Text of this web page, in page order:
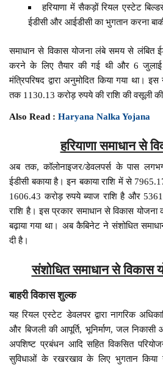
हरियाणा में सैकड़ों रियल एस्टेट
ईडीसी और आईडीसी का भुगतान करना
समाधान से विकास योजना लंबे समय से लंबित
करने के लिए तैयार की गई थी और 6
मंत्रिपरिषद द्वारा अनुमोदित किया गया था।
तक 1130.13 करोड़ रुपये की राशि की वसूली
Also Read :Haryana Nalka Yojana
हरियाणा समाधान से
अब तक, कॉलोनाइजर/डेवलपर्स के पास
ईडीसी बकाया है। इन बकाया राशि में से
1606.43 करोड़ रुपये ब्याज राशि है और
राशि है। इस प्रकार समाधान से विकास
बढ़ाया गया था। अब कैबिनेट ने संशोधित
दी है।
संशोधित समाधान से विकास
बाहरी विकास शुल्क
यह रियल एस्टेट डेवलपर द्वारा नागरिक
और बिजली की आपूर्ति, भूनिर्माण, जल
अपशिष्ट प्रबंधन आदि सहित विकसित
सुविधाओं के रखरखाव के लिए भुगतान किया